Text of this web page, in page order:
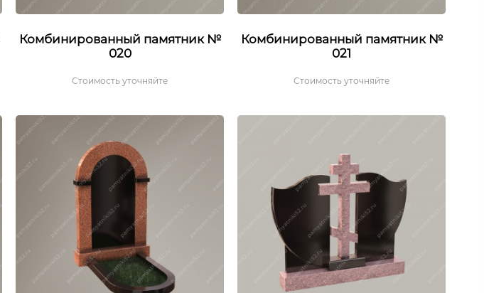
Комбинированный памятник №
020
Стоимость уточняйте
Комбинированный памятник №
021
Стоимость уточняйте